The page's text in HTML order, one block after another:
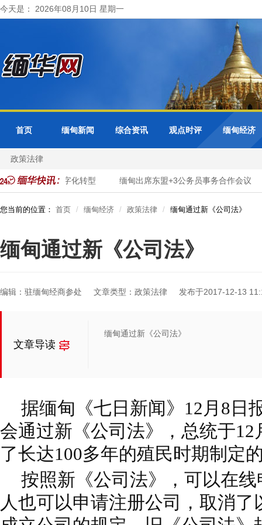
今天是： 2026年08月10日 星期一
首页 缅甸新闻 综合资讯 观点时评 缅甸经济
政策法律
进市政服务数字化转型 缅甸出席东盟+3公务员事务合作会议
您当前的位置： 首页 缅甸经济 政策法律 缅甸通过新《公司法》
缅甸通过新《公司法》
编辑：驻缅甸经商参处 文章类型：政策法律 发布于2017-12-13
文章导读
缅甸通过新《公司法》
据缅甸《七日新闻》12月8日
会通过新《公司法》，总统于
了长达100多年的殖民时期制定
按照新《公司法》，可以在
人也可以申请注册公司，取消